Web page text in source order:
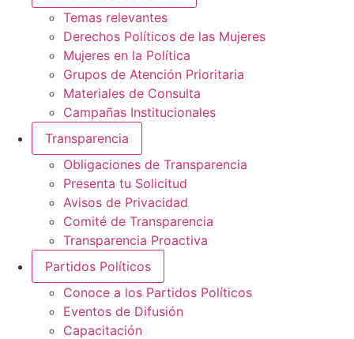
Temas relevantes
Derechos Políticos de las Mujeres
Mujeres en la Política
Grupos de Atención Prioritaria
Materiales de Consulta
Campañas Institucionales
Transparencia
Obligaciones de Transparencia
Presenta tu Solicitud
Avisos de Privacidad
Comité de Transparencia
Transparencia Proactiva
Partidos Políticos
Conoce a los Partidos Políticos
Eventos de Difusión
Capacitación